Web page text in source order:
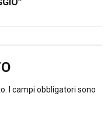
I campi obbligatori sono